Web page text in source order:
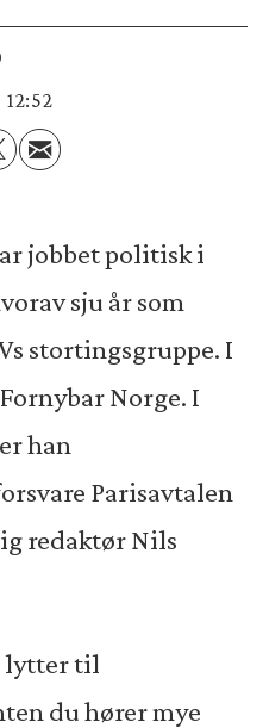
12:52
jobbet politisk i
sju år som
stortingsgruppe. I
Norge. I
han
Parisavtalen
redaktør Nils
lytter til
du hører mye